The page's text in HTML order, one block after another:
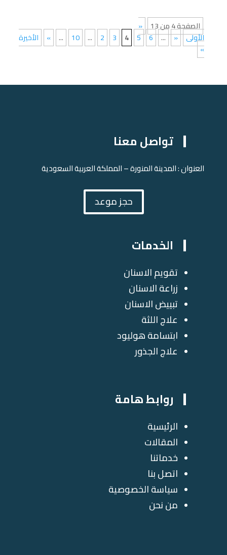
الصفحة 4 من 13
«
الأولى
«
...
2 3 4 5 6
...
10
...
»
الأخيرة
»
تواصل معنا
العنوان : المدينة المنورة – المملكة العربية السعودية
حجز موعد
الخدمات
تقويم الاسنان
زراعة الاسنان
تبييض الاسنان
علاج اللثة
ابتسامة هوليود
علاج الجذور
روابط هامة
الرئيسية
المقالات
خدماتنا
اتصل بنا
سياسة الخصوصية
من نحن